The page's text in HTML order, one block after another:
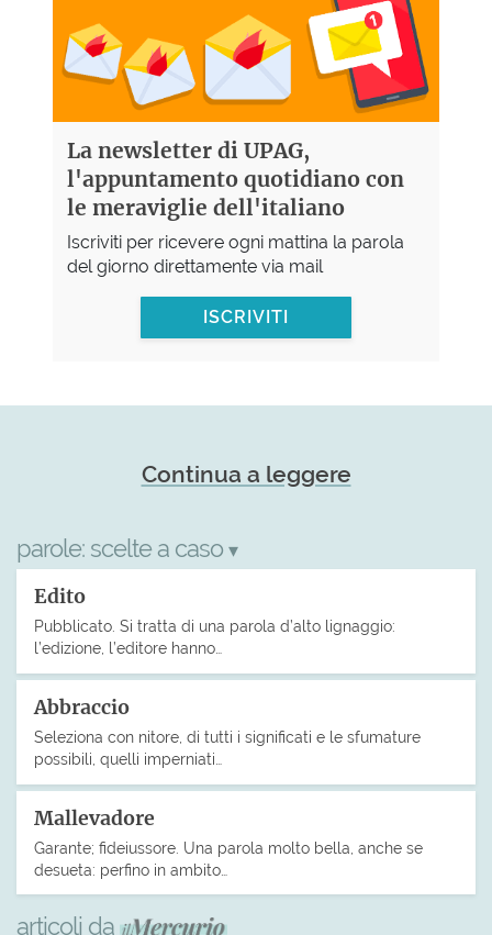
La newsletter di UPAG,
l'appuntamento quotidiano con
le meraviglie dell'italiano
Iscriviti per ricevere ogni mattina la parola
del giorno direttamente via mail
ISCRIVITI
Continua a leggere
parole: scelte a caso ▾
Edito
Pubblicato. Si tratta di una parola d’alto lignaggio:
l’edizione, l’editore hanno…
Abbraccio
Seleziona con nitore, di tutti i significati e le sfumature
possibili, quelli imperniati…
Mallevadore
Garante; fideiussore. Una parola molto bella, anche se
desueta: perfino in ambito…
articoli da